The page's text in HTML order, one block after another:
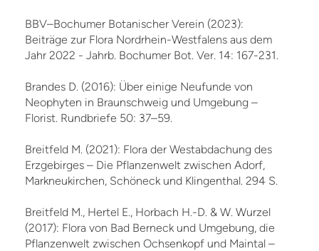
BBV–Bochumer Botanischer Verein (2023):
Beiträge zur Flora Nordrhein-Westfalens aus dem
Jahr 2022 - Jahrb. Bochumer Bot. Ver. 14: 167-231.
Brandes D. (2016): Über einige Neufunde von
Neophyten in Braunschweig und Umgebung –
Florist. Rundbriefe 50: 37–59.
Breitfeld M. (2021): Flora der Westabdachung des
Erzgebirges – Die Pflanzenwelt zwischen Adorf,
Markneukirchen, Schöneck und Klingenthal. 294 S.
Breitfeld M., Hertel E., Horbach H.-D. & W. Wurzel
(2017): Flora von Bad Berneck und Umgebung, die
Pflanzenwelt zwischen Ochsenkopf und Maintal –